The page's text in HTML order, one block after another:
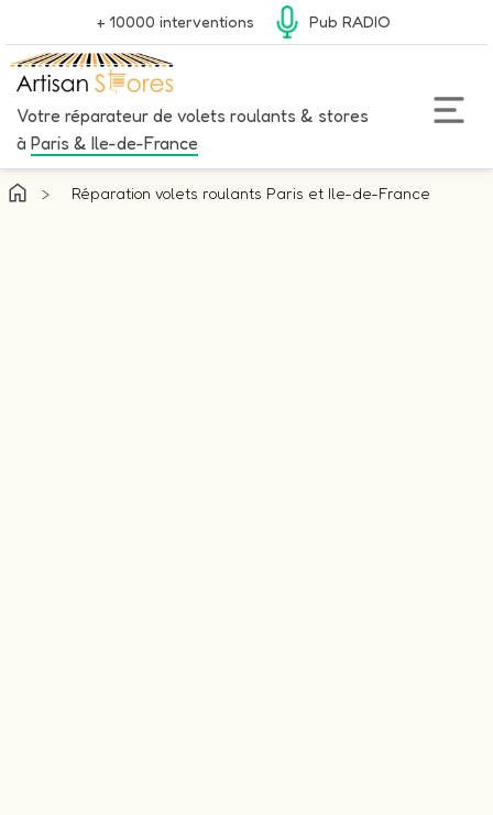
+ 10000 interventions Pub RADIO
Votre réparateur de volets roulants & stores
à Paris & Ile-de-France
> Réparation volets roulants Paris et Ile-de-France